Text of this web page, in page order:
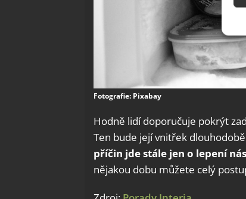
Fotografie: Pixabay
Hodně lidí doporučuje pokrýt
Ten bude její vnitřek
příčin jde stále jen o lepení
nějakou dobu můžete celý